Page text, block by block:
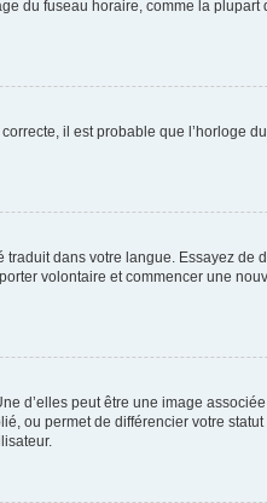
fuseau horaire, comme la plupart
il est probable que l’horloge
dans votre langue. Essayez de
volontaire et commencer une
d’elles peut être une image
ou permet de différencier votre